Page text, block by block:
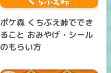
ポケ森 くちぶえ峠ででき
ること おみやげ・シール
のもらい方